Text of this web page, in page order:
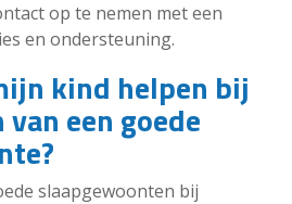
op te nemen met een
en ondersteuning.
kind helpen bij
een goede
slaapgewoonten bij